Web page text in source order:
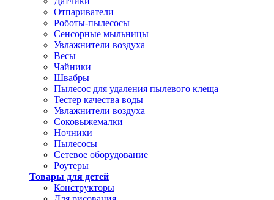
Отпариватели
Роботы-пылесосы
Сенсорные мыльницы
Увлажнители воздуха
Весы
Чайники
Швабры
Пылесос для удаления пылевого клеща
Тестер качества воды
Увлажнители воздуха
Соковыжемалки
Ночники
Пылесосы
Сетевое оборудование
Роутеры
Товары для детей
Конструкторы